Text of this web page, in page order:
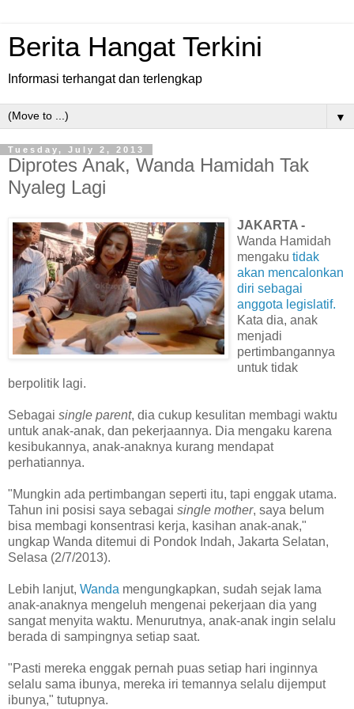
Berita Hangat Terkini
Informasi terhangat dan terlengkap
▼
Tuesday, July 2, 2013
Diprotes Anak, Wanda Hamidah Tak
Nyaleg Lagi
JAKARTA -
Wanda Hamidah
mengaku tidak
akan mencalonkan
diri sebagai
anggota legislatif.
Kata dia, anak
menjadi
pertimbangannya
untuk tidak
berpolitik lagi.
Sebagai single parent, dia cukup kesulitan membagi waktu
untuk anak-anak, dan pekerjaannya. Dia mengaku karena
kesibukannya, anak-anaknya kurang mendapat
perhatiannya.
"Mungkin ada pertimbangan seperti itu, tapi enggak utama.
Tahun ini posisi saya sebagai single mother, saya belum
bisa membagi konsentrasi kerja, kasihan anak-anak,"
ungkap Wanda ditemui di Pondok Indah, Jakarta Selatan,
Selasa (2/7/2013).
Lebih lanjut, Wanda mengungkapkan, sudah sejak lama
anak-anaknya mengeluh mengenai pekerjaan dia yang
sangat menyita waktu. Menurutnya, anak-anak ingin selalu
berada di sampingnya setiap saat.
"Pasti mereka enggak pernah puas setiap hari inginnya
selalu sama ibunya, mereka iri temannya selalu dijemput
ibunya," tutupnya.